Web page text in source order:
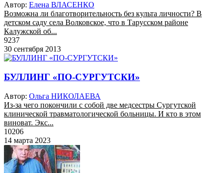
Автор: Елена ВЛАСЕНКО
Возможна ли благотворительность без культа личности? В
детском саду села Волковское, что в Тарусском районе
Калужской об...
9237
30 сентября 2013
БУЛЛИНГ «ПО-СУРГУТСКИ»
Автор: Ольга НИКОЛАЕВА
Из-за чего покончили с собой две медсестры Сургутской
клинической травматологической больницы. И кто в этом
виноват. Экс...
10206
14 марта 2023